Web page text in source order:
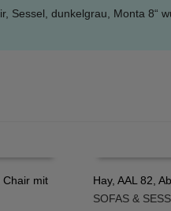
Sessel, dunkelgrau, Monta 8“
Chair mit
IN DEN
Hay, AAL 82,
SOFAS &